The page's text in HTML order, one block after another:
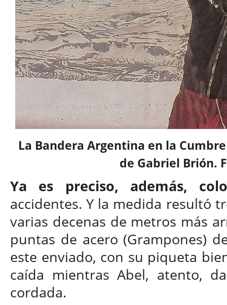
La Bandera Argentina en la
de Gabriel Brión.
Ya es preciso, además,
accidentes. Y la medida resultó
varias decenas de metros más
puntas de acero (Grampones)
este enviado, con su piqueta
caída mientras Abel, atento,
cordada.